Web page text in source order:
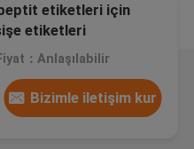
peptit etiketleri için
etiketleri
：Anlaşılabilir
Bizimle iletişim kur